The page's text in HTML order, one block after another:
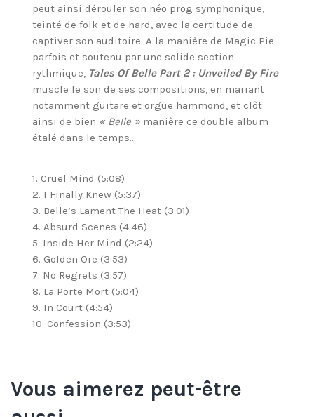
peut ainsi dérouler son néo prog symphonique,
teinté de folk et de hard, avec la certitude de
captiver son auditoire. A la manière de Magic Pie
parfois et soutenu par une solide section
rythmique, Tales Of Belle Part 2 : Unveiled By Fire
muscle le son de ses compositions, en mariant
notamment guitare et orgue hammond, et clôt
ainsi de bien « Belle » manière ce double album
étalé dans le temps…
1. Cruel Mind (5:08)
2. I Finally Knew (5:37)
3. Belle’s Lament The Heat (3:01)
4. Absurd Scenes (4:46)
5. Inside Her Mind (2:24)
6. Golden Ore (3:53)
7. No Regrets (3:57)
8. La Porte Mort (5:04)
9. In Court (4:54)
10. Confession (3:53)
Vous aimerez peut-être